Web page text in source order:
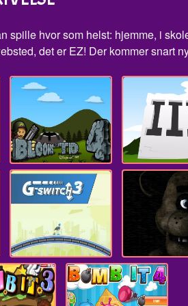
hvor som helst: hjemme, i
det er EZ! Der kommer snart